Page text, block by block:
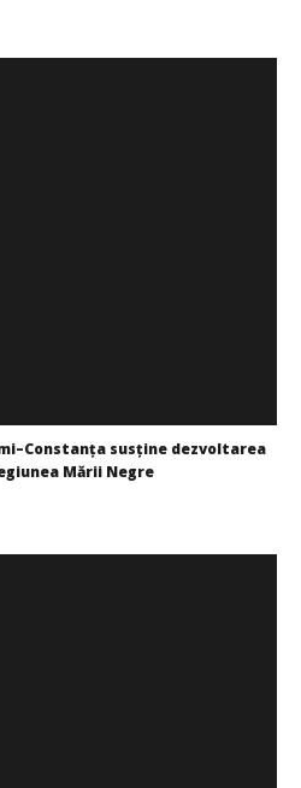
susține dezvoltarea
Mării Negre